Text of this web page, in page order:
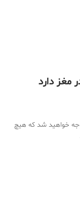
دارد
خواهید شد که هیچ